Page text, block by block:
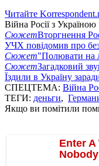
Читайте
Війна Росії з Україною
СюжетВторгнення
УЧХ повідомив про
Сюжет"Полювати на
СюжетЗагадковий
Їздили в Україну
СПЕЦТЕМА: Війна
ТЕГИ: деньги,
Якщо ви помітили